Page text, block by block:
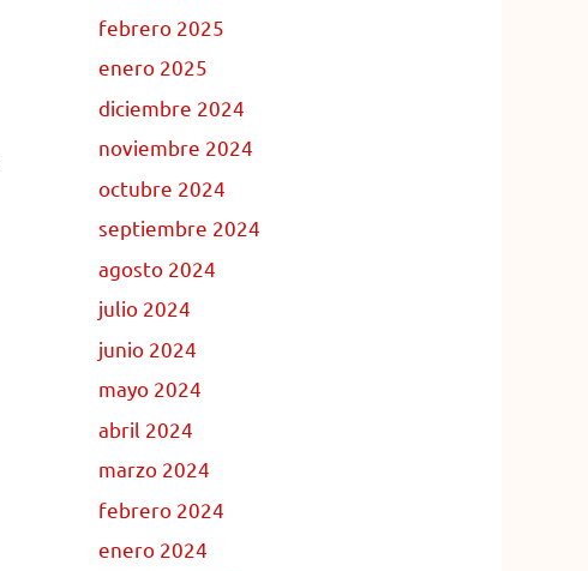
febrero 2025
enero 2025
diciembre 2024
noviembre 2024
octubre 2024
septiembre 2024
agosto 2024
julio 2024
junio 2024
mayo 2024
abril 2024
marzo 2024
febrero 2024
enero 2024